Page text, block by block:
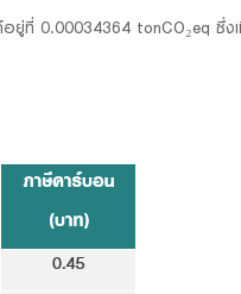
ยู่ที่ 0.00034364 tonCO₂eq ซึ่